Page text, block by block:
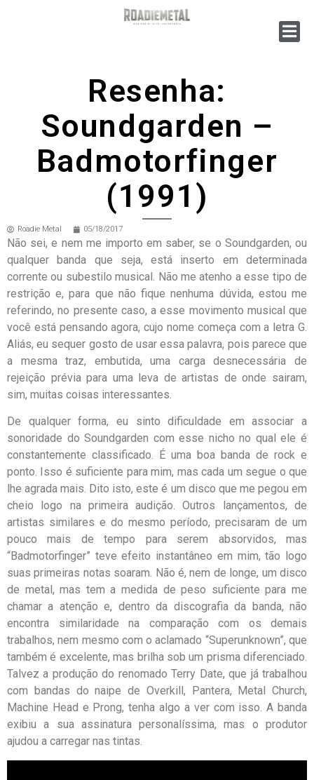
Resenha:
Soundgarden –
Badmotorfinger
(1991)
Roadie Metal 05/18/2017
Não sei, e nem me importo em saber, se o Soundgarden, ou
qualquer banda que seja, está inserto em determinada
corrente ou subestilo musical. Não me atenho a esse tipo de
restrição e, para que não fique nenhuma dúvida, estou me
referindo, no presente caso, a esse movimento musical que
você está pensando agora, cujo nome começa com a letra G.
Aliás, eu sequer gosto de usar essa palavra, pois parece que
a mesma traz, embutida, uma carga desnecessária de
rejeição prévia para uma leva de artistas de onde sairam,
sim, muitas coisas interessantes.
De qualquer forma, eu sinto dificuldade em associar a
sonoridade do Soundgarden com esse nicho no qual ele é
constantemente classificado. É uma boa banda de rock e
ponto. Isso é suficiente para mim, mas cada um segue o que
lhe agrada mais. Dito isto, este é um disco que me pegou em
cheio logo na primeira audição. Outros lançamentos, de
artistas similares e do mesmo período, precisaram de um
pouco mais de tempo para serem absorvidos, mas
“Badmotorfinger” teve efeito instantâneo em mim, tão logo
suas primeiras notas soaram. Não é, nem de longe, um disco
de metal, mas tem a medida de peso suficiente para me
chamar a atenção e, dentro da discografia da banda, não
encontra similaridade na comparação com os demais
trabalhos, nem mesmo com o aclamado “Superunknown”, que
também é excelente, mas brilha sob um prisma diferenciado.
Talvez a produção do renomado Terry Date, que já trabalhou
com bandas do naipe de Overkill, Pantera, Metal Church,
Machine Head e Prong, tenha algo a ver com isso. A banda
exibiu a sua assinatura personalíssima, mas o produtor
ajudou a carregar nas tintas.